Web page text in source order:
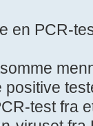
en PCR-
test fra